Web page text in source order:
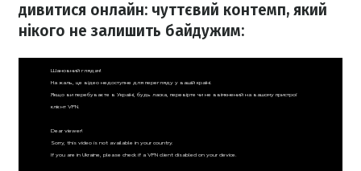
дивитися онлайн: чуттєвий контемп, який
нікого не залишить байдужим: